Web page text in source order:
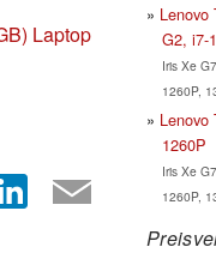
Laptop
Lenovo
G2, i7-
Iris Xe
1260P,
Lenovo
1260P
Iris Xe
1260P,